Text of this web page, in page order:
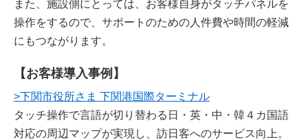
また、施設側にとっては、お客様自身がタッチパネルを
操作をするので、サポートのための人件費や時間の軽減
にもつながります。
【お客様導入事例】
>下関市役所さま 下関港国際ターミナル
タッチ操作で言語が切り替わる日・英・中・韓４カ国語
対応の周辺マップが実現し、訪日客へのサービス向上。